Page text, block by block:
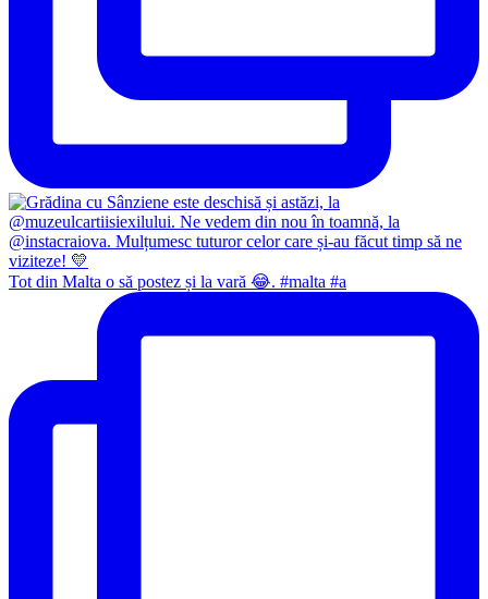
Tot din Malta o să postez și la vară 😂. #malta #a